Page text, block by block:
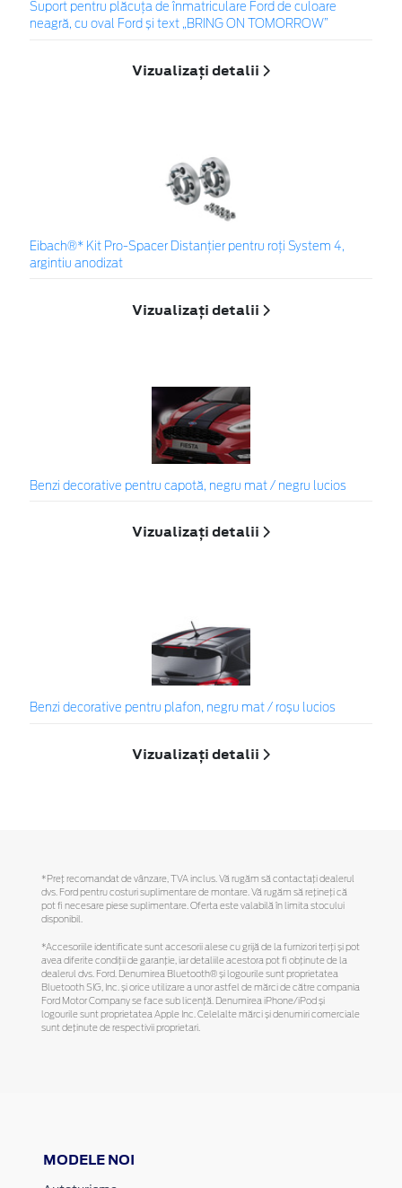
Suport pentru plăcuța de înmatriculare Ford de culoare
neagră, cu oval Ford și text „BRING ON TOMORROW”
Vizualizați detalii
Eibach®* Kit Pro-Spacer Distanțier pentru roți System 4,
argintiu anodizat
Vizualizați detalii
Benzi decorative pentru capotă, negru mat / negru lucios
Vizualizați detalii
Benzi decorative pentru plafon, negru mat / roșu lucios
Vizualizați detalii
*Preţ recomandat de vânzare, TVA inclus. Vă rugăm să contactaţi dealerul
dvs. Ford pentru costuri suplimentare de montare. Vă rugăm să reţineţi că
pot fi necesare piese suplimentare. Oferta este valabilă în limita stocului
disponibil.
*Accesoriile identificate sunt accesorii alese cu grijă de la furnizori terți și pot
avea diferite condiții de garanție, iar detaliile acestora pot fi obținute de la
dealerul dvs. Ford. Denumirea Bluetooth® și logourile sunt proprietatea
Bluetooth SIG, Inc. și orice utilizare a unor astfel de mărci de către compania
Ford Motor Company se face sub licență. Denumirea iPhone/iPod și
logourile sunt proprietatea Apple Inc. Celelalte mărci și denumiri comerciale
sunt deținute de respectivii proprietari.
MODELE NOI